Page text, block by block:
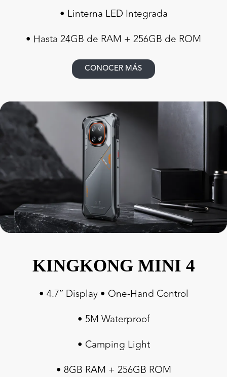
• Linterna LED Integrada
• Hasta 24GB de RAM + 256GB de ROM
CONOCER MÁS
KINGKONG MINI 4
• 4.7″ Display • One-Hand Control
• 5M Waterproof
• Camping Light
• 8GB RAM + 256GB ROM